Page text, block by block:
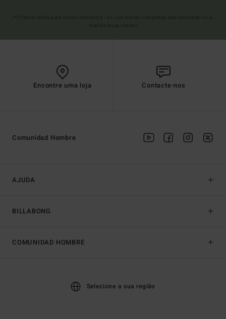
Encontre uma loja Contacte-nos
AJUDA
BILLABONG
Comunidad Hombre
COMUNIDAD HOMBRE
Selecione a sua região